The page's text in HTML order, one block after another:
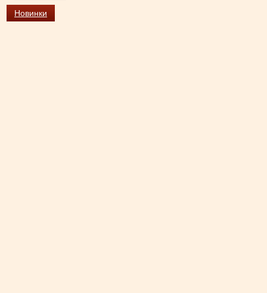
Новинки